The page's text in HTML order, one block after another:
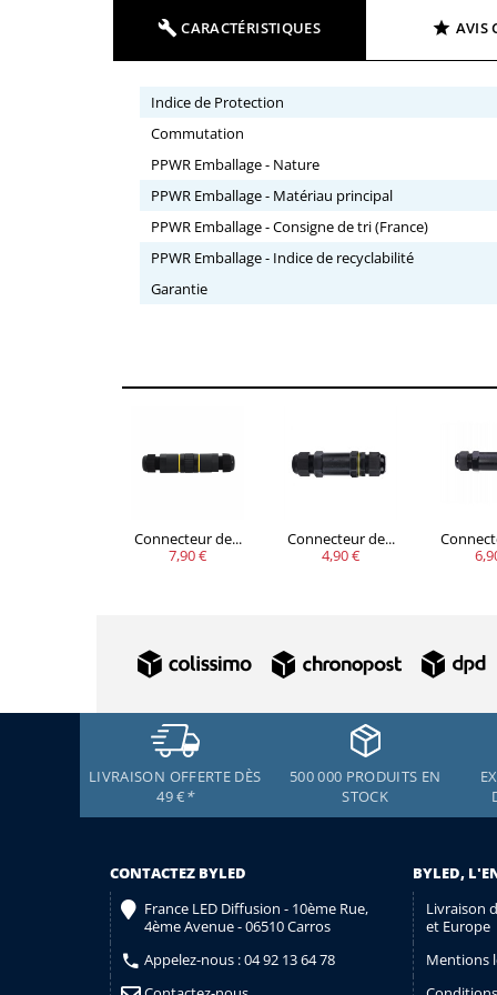
CARACTÉRISTIQUES AVIS
Indice de Protection
Commutation
PPWR Emballage - Nature
PPWR Emballage - Matériau principal
PPWR Emballage - Consigne de tri (France)
PPWR Emballage - Indice de recyclabilité
Garantie
QUANTITÉ REMISE
100
Jusqu'à 27,80
Connecteur de...
7,90 €
Connecteur de...
4,90 €
LIVRAISON OFFERTE DÈS
49 €*
500 000 PRODUITS EN
STOCK
CONTACTEZ BYLED
France LED Diffusion - 10ème Rue,
4ème Avenue - 06510 Carros
Appelez-nous :04 92 13 64 78
BYLED,
Livraison
et Europe
Mentions